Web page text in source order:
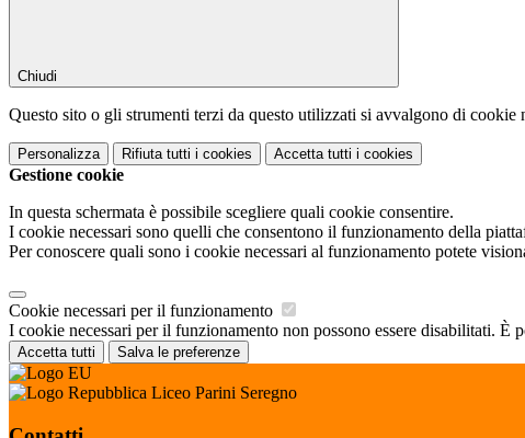
Chiudi
Questo sito o gli strumenti terzi da questo utilizzati si avvalgono di
Personalizza Rifiuta tutti i cookies Accetta tutti i cookies
Gestione cookie
In questa schermata è possibile scegliere quali cookie consentire.
I cookie necessari sono quelli che consentono il funzionamento della
Per conoscere quali sono i cookie necessari al funzionamento potete
Cookie necessari per il funzionamento
I cookie necessari per il funzionamento non possono essere disabilitati.
Accetta tutti Salva le preferenze
Liceo Parini Seregno